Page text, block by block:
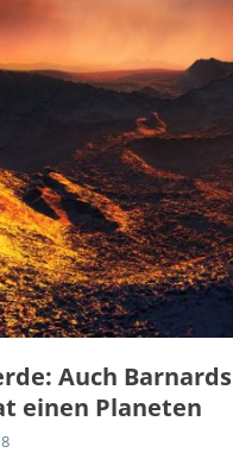
Auch Barnards
einen Planeten